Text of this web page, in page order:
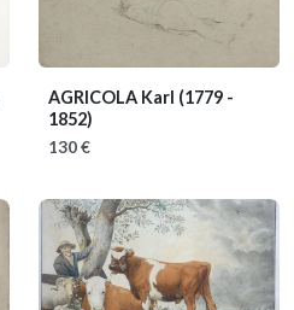
AGRICOLA Karl (1779 -
1852)
130 €